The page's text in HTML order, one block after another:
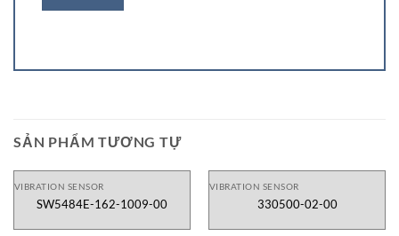
SẢN PHẨM TƯƠNG TỰ
VIBRATION SENSOR
SW5484E-162-1009-00
VIBRATION SENSOR
330500-02-00